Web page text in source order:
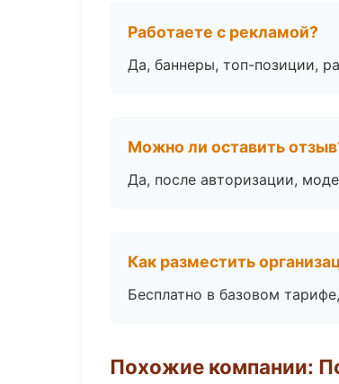
Работаете с рекламой?
Да, баннеры, топ-позиции,
Можно ли оставить
Да, после авторизации,
Как разместить
Бесплатно в базовом
Похожие компании: